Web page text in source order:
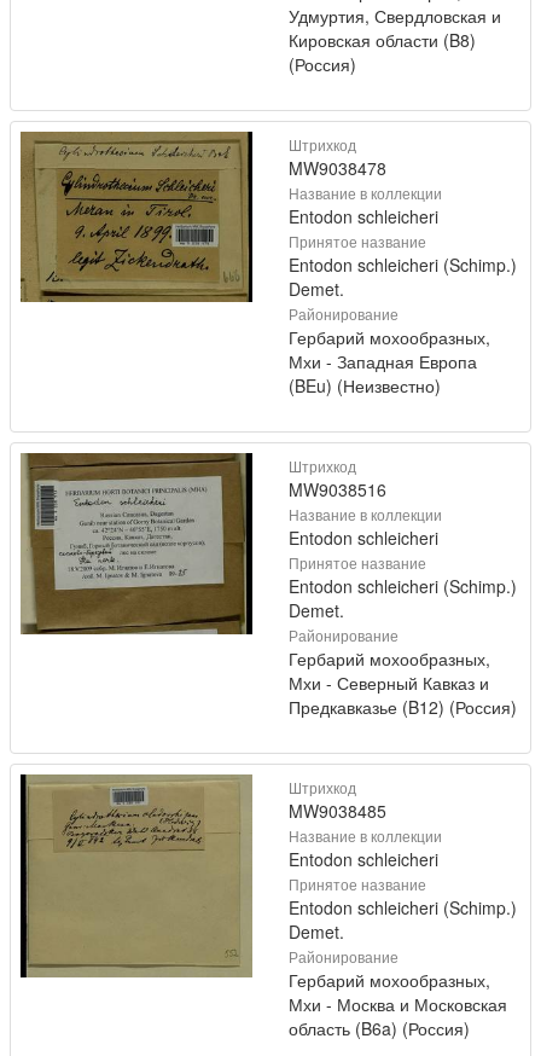
Удмуртия, Свердловская и
Кировская области (B8)
(Россия)
Штрихкод
MW9038478
Название в коллекции
Entodon schleicheri
Принятое название
Entodon schleicheri (Schimp.)
Demet.
Районирование
Гербарий мохообразных,
Мхи - Западная Европа
(BEu) (Неизвестно)
Штрихкод
MW9038516
Название в коллекции
Entodon schleicheri
Принятое название
Entodon schleicheri (Schimp.)
Demet.
Районирование
Гербарий мохообразных,
Мхи - Северный Кавказ и
Предкавказье (B12) (Россия)
Штрихкод
MW9038485
Название в коллекции
Entodon schleicheri
Принятое название
Entodon schleicheri (Schimp.)
Demet.
Районирование
Гербарий мохообразных,
Мхи - Москва и Московская
область (B6a) (Россия)